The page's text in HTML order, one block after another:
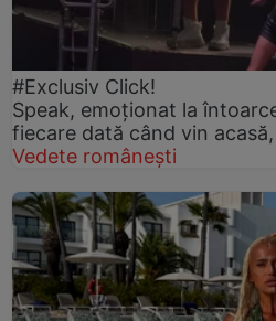
#Exclusiv Click!
Speak, emoționat la
fiecare dată când vin
Vedete românești